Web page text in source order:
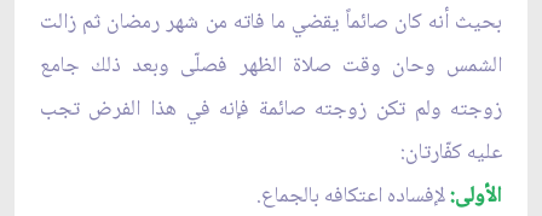
بحيث أنه كان صائماً يقضي ما فاته من شهر رمضان ثم زالت
الشمس وحان وقت صلاة الظهر فصلّى وبعد ذلك جامع
زوجته ولم تكن زوجته صائمة فإنه في هذا الفرض تجب
عليه كفّارتان:
الأولى:لإفساده اعتكافه بالجماع.